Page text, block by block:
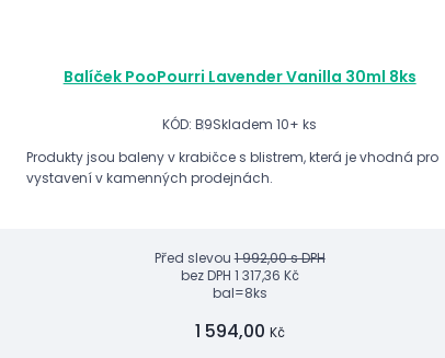
Balíček PooPourri Lavender Vanilla 30ml 8ks
KÓD: B9Skladem 10+ ks
Produkty jsou baleny v krabičce s blistrem, která je vhodná pro
vystavení v kamenných prodejnách.
Před slevou1 992,00 s DPH
bez DPH 1 317,36 Kč
bal=8ks
1 594,00 Kč